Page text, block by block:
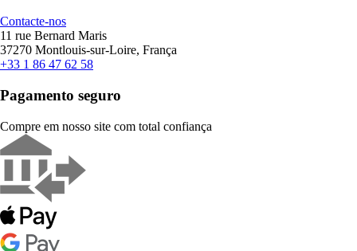
Contacte-nos
11 rue Bernard Maris
37270 Montlouis-sur-Loire, França
+33 1 86 47 62 58
Pagamento seguro
Compre em nosso site com total confiança